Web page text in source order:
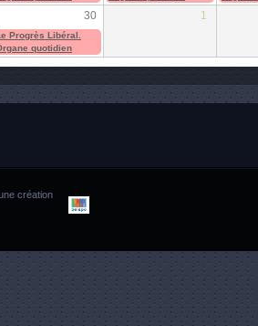
30 1
Progrès Libéral.
quotidien
création